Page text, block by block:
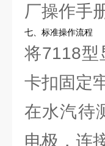
厂操作手
七、标准操作流程
将7118型
卡扣固定
在水汽待
电极，连